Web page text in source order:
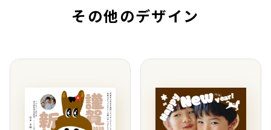
その他のデザイン